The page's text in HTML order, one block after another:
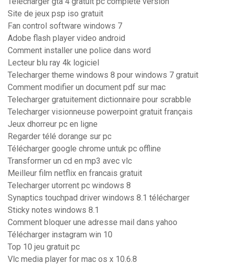
Site de jeux psp iso gratuit
Fan control software windows 7
Adobe flash player video android
Comment installer une police dans word
Lecteur blu ray 4k logiciel
Telecharger theme windows 8 pour windows 7 gratuit
Comment modifier un document pdf sur mac
Telecharger gratuitement dictionnaire pour scrabble
Telecharger visionneuse powerpoint gratuit français
Jeux dhorreur pc en ligne
Regarder télé dorange sur pc
Télécharger google chrome untuk pc offline
Transformer un cd en mp3 avec vlc
Meilleur film netflix en francais gratuit
Telecharger utorrent pc windows 8
Synaptics touchpad driver windows 8.1 télécharger
Sticky notes windows 8.1
Comment bloquer une adresse mail dans yahoo
Télécharger instagram win 10
Top 10 jeu gratuit pc
Vlc media player for mac os x 10.6.8